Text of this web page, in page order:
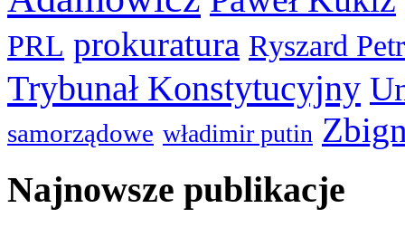
PRL prokuratura Ryszard
Trybunał Konstytucyjny
samorządowe władimir putin
Najnowsze publikacje